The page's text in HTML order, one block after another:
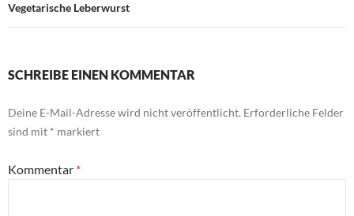
Vegetarische Leberwurst
SCHREIBE EINEN KOMMENTAR
Deine E-Mail-Adresse wird nicht veröffentlicht. Erforderliche Felder
sind mit * markiert
Kommentar *